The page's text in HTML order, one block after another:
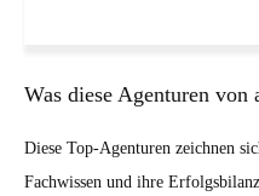
Was diese Agenturen von
Diese Top-Agenturen zeichnen
Fachwissen und ihre